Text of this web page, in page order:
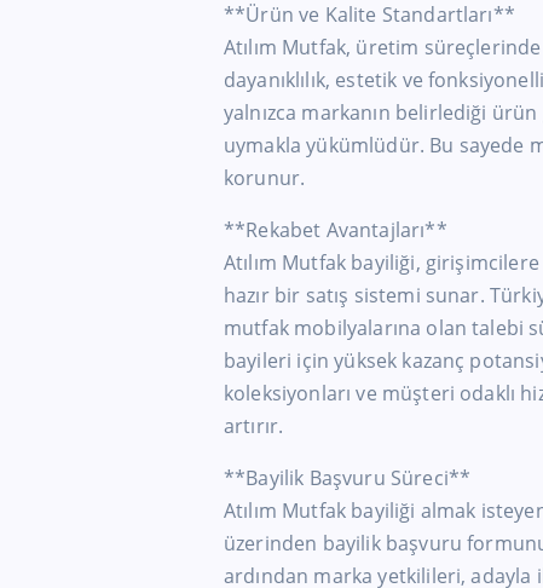
**Ürün ve Kalite Standartları**
Atılım Mutfak, üretim
dayanıklılık, estetik ve
yalnızca markanın belirlediği
uymakla yükümlüdür. Bu sayede
korunur.
**Rekabet Avantajları**
Atılım Mutfak bayiliği,
hazır bir satış sistemi sunar.
mutfak mobilyalarına olan talebi
bayileri için yüksek kazanç
koleksiyonları ve müşteri odaklı
artırır.
**Bayilik Başvuru Süreci**
Atılım Mutfak bayiliği almak
üzerinden bayilik başvuru
ardından marka yetkilileri, adayla